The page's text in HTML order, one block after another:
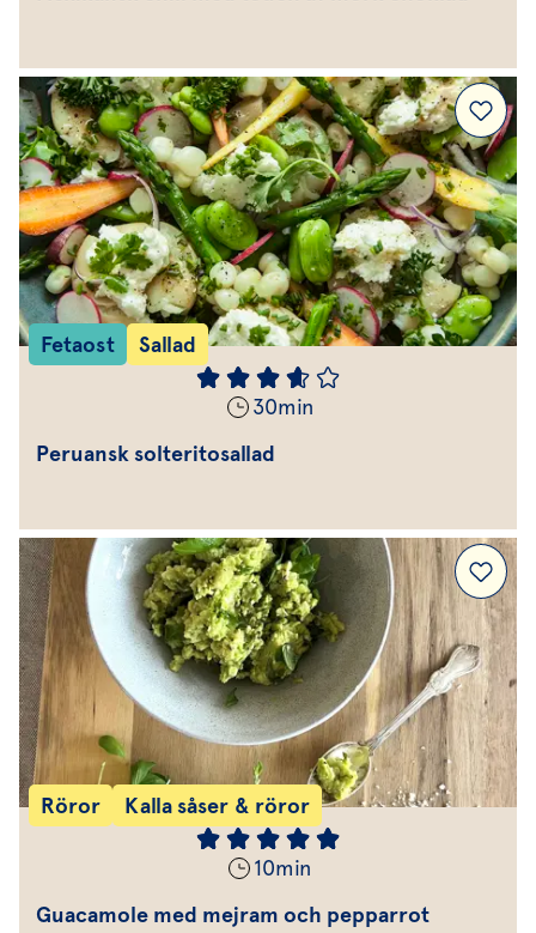
Fetaost Sallad
30min
Peruansk solteritosallad
Röror Kalla såser & röror
10min
Guacamole med mejram och pepparrot